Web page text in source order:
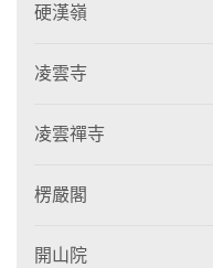
硬漢嶺
凌雲寺
凌雲禪寺
楞嚴閣
開山院